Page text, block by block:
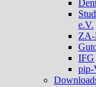
e.V.
ZA-
IFG
pip-